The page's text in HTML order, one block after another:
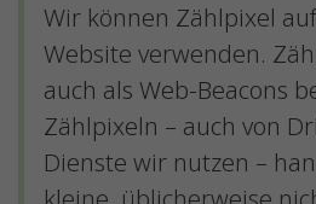
Wir können Zählpixel
Website verwenden.
auch als Web-Beacons
Zählpixeln – auch von
Dienste wir nutzen –